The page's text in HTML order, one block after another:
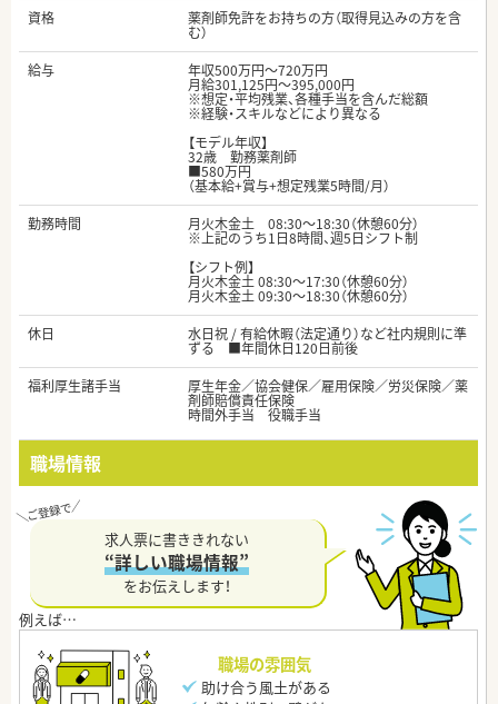
資格
薬剤師免許をお持ちの方（取得見込みの方を含
む）
給与
年収500万円～720万円
月給301,125円～395,000円
※想定・平均残業、各種手当を含んだ総額
※経験・スキルなどにより異なる
【モデル年収】
32歳 勤務薬剤師
■580万円
（基本給+賞与+想定残業5時間/月）
勤務時間
月火木金土 08:30～18:30（休憩60分）
※上記のうち1日8時間、週5日シフト制
【シフト例】
月火木金土 08:30～17:30（休憩60分）
月火木金土 09:30～18:30（休憩60分）
休日
水日祝 / 有給休暇（法定通り）など社内規則に準
ずる ■年間休日120日前後
福利厚生諸手当
厚生年金／協会健保／雇用保険／労災保険／薬
剤師賠償責任保険
時間外手当 役職手当
職場情報
求人票に書ききれない
“詳しい職場情報”
をお伝えします！
職場の雰囲気
助け合う風土がある